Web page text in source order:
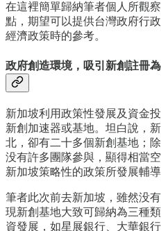
在這裡簡單歸納筆者個人所觀
點，期望可以提供台灣政府行
經濟政策時的參考。
政府創造環境，吸引新創註冊
新加坡利用政策性發展及資金
新創加速器或基地。坦白說，
北，卻有二十多個新創基地；
没有許多團隊參與，顯得相當
新加坡策略性的政策所發展輔導
筆者此次前去新加坡，雖然没
現新創基地大致可歸納為三種
資發展，如星展銀行、大華銀